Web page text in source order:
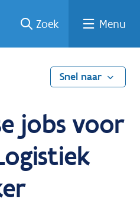
Zoek Menu
Snel naar
jobs voor